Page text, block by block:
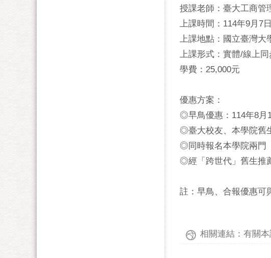
授課老師：臺大工商管
上課時間：114年9月7
上課地點：國立臺灣大
上課形式：實體/線上
學費：25,000元
優惠方案：
◎早鳥優惠：114年8月
◎臺大校友、本學院舊
◎同時報名本學院兩門
◎經「跨世代」舊生推
註：早鳥、合報優惠可
相關連結：有關